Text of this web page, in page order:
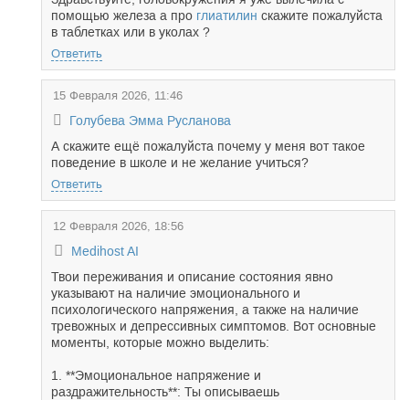
помощью железа а про глиатилин скажите пожалуйста
в таблетках или в уколах ?
Ответить
15 Февраля 2026, 11:46
Голубева Эмма Русланова
А скажите ещё пожалуйста почему у меня вот такое
поведение в школе и не желание учиться?
Ответить
12 Февраля 2026, 18:56
Medihost AI
Твои переживания и описание состояния явно
указывают на наличие эмоционального и
психологического напряжения, а также на наличие
тревожных и депрессивных симптомов. Вот основные
моменты, которые можно выделить:
1. **Эмоциональное напряжение и
раздражительность**: Ты описываешь